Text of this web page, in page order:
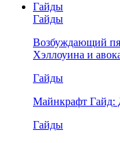
Гайды
Гайды
Возбуждающий
Хэллоуина и
Гайды
Майнкрафт Гайд:
Гайды